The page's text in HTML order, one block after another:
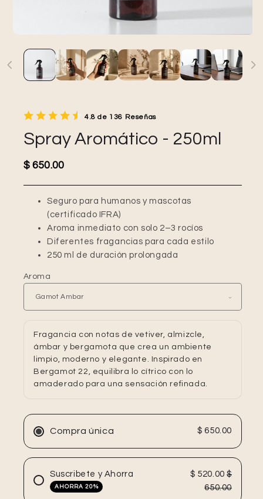
4.8 de 136 Reseñas
Spray Aromático - 250ml
Precio habitual
$ 650.00
Seguro para humanos y mascotas
(certificado IFRA)
Aroma inmediato con solo 2–3 rocíos
Diferentes fragancias para cada estilo
250 ml de duración prolongada
Aroma
Fragancia con notas de vetiver, almizcle,
ámbar y bergamota que crea un ambiente
limpio, moderno y elegante. Inspirado en
Bergamot 22, equilibra lo cítrico con lo
amaderado para una sensación refinada.
Compra única $ 650.00
Suscribete y Ahorra
AHORRA 20%
$ 520.00 $
650.00